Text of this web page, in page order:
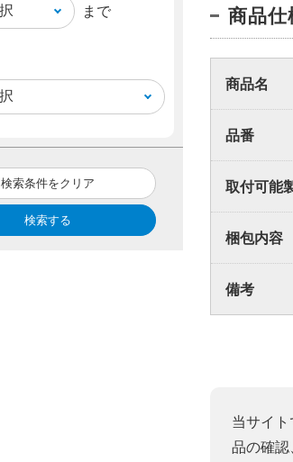
商品仕
商品名
品番
取付可能
梱包内容
備考
当サイ
品の確認
まで
検索条件をクリア
検索する
取付方法説
同梱品が必
い。